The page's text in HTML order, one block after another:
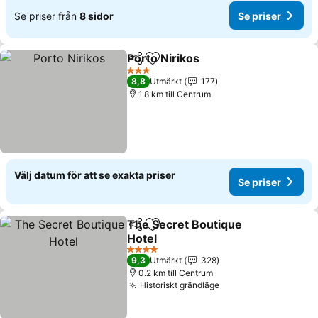
Se priser från 8 sidor Se priser
Dela Lägg till i Mina Favoriter
Porto Nirikos
3 Stjärnor
8,8 Utmärkt
177
1.8 km till Centrum
Välj datum för att se exakta priser
Se priser
Dela Lägg till i Mina Favoriter
The Secret Boutique
Hotel
4 Stjärnor
9,3 Utmärkt
328
0.2 km till Centrum
Historiskt grändläge